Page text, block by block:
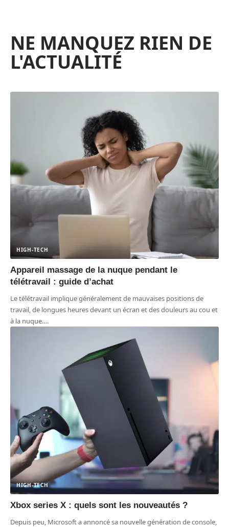
NE MANQUEZ RIEN DE
L'ACTUALITÉ
HIGH-TECH
Appareil massage de la nuque pendant le
télétravail : guide d’achat
Le télétravail implique généralement de mauvaises positions de
travail, de longues heures devant un écran et des douleurs au cou et
à la nuque.…
HIGH-TECH
Xbox series X : quels sont les nouveautés ?
Depuis peu, Microsoft a annoncé sa nouvelle génération de console,